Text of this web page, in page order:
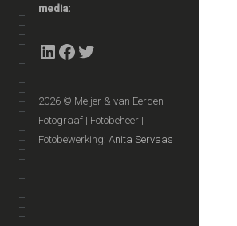
media:
LinkedIn
Facebook
2026 © Meijer & van Eerden
Fotograaf | Fotobeheer |
Fotobewerking: Anita Servaas